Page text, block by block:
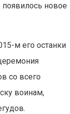
новое
м его останки
со всего
воинам,